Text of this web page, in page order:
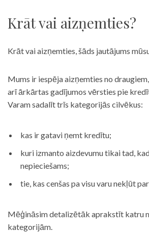
Krāt vai aizņemties?
Krāt vai aizņemties, šāds jautājums
Mums ir iespēja aizņemties no
arī ārkārtas gadījumos vērsties pie
Varam sadalīt trīs kategorijās cilvēkus:
kas ir gatavi ņemt kredītu;
kuri izmanto aizdevumu tikai tad,
nepieciešams;
tie, kas cenšas pa visu varu nekļūt
Mēģināsim detalizētāk aprakstīt katru
kategorijām.